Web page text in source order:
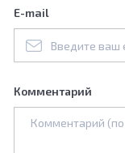
E-mail
Комментарий